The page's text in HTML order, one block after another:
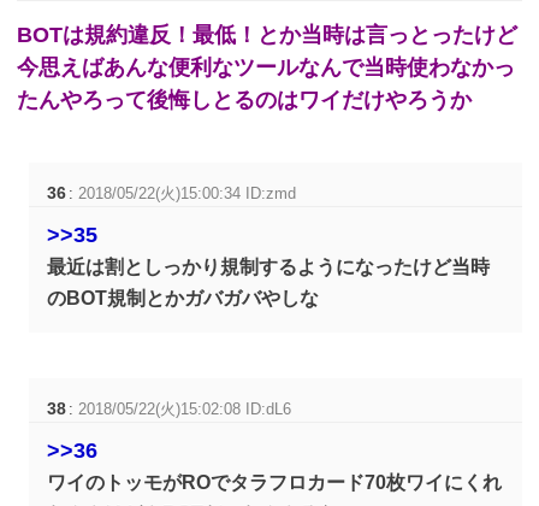
BOTは規約違反！最低！とか当時は言っとったけど
今思えばあんな便利なツールなんで当時使わなかっ
たんやろって後悔しとるのはワイだけやろうか
36 : 2018/05/22(火)15:00:34 ID:zmd
>>35
最近は割としっかり規制するようになったけど当時
のBOT規制とかガバガバやしな
38 : 2018/05/22(火)15:02:08 ID:dL6
>>36
ワイのトッモがROでタラフロカード70枚ワイにくれ